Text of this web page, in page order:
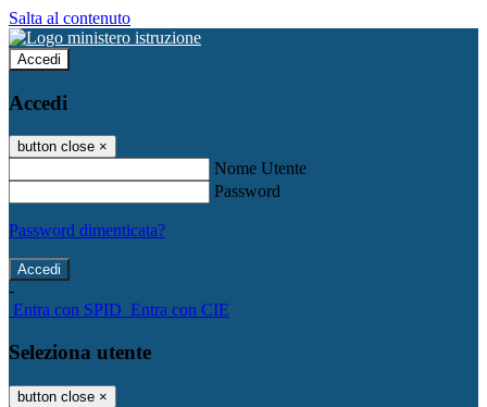
Salta al contenuto
Accedi
Accedi
button close ×
Nome Utente
Password
Password dimenticata?
-
Entra con SPID Entra con CIE
Seleziona utente
button close ×